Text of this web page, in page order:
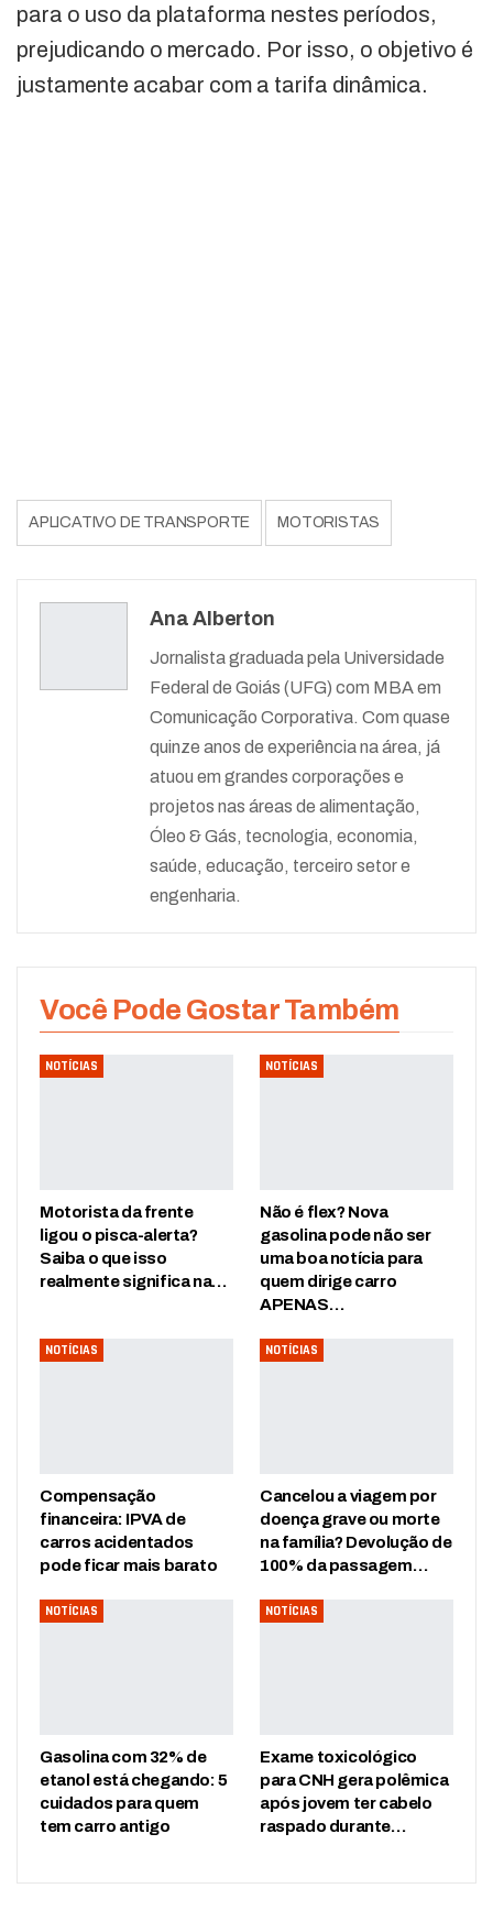
para o uso da plataforma nestes períodos,
prejudicando o mercado. Por isso, o objetivo é
justamente acabar com a tarifa dinâmica.
APLICATIVO DE TRANSPORTE MOTORISTAS
Ana Alberton
Jornalista graduada pela Universidade
Federal de Goiás (UFG) com MBA em
Comunicação Corporativa. Com quase
quinze anos de experiência na área, já
atuou em grandes corporações e
projetos nas áreas de alimentação,
Óleo & Gás, tecnologia, economia,
saúde, educação, terceiro setor e
engenharia.
Você Pode Gostar Também
NOTÍCIAS
Motorista da frente
ligou o pisca-alerta?
Saiba o que isso
realmente significa na…
NOTÍCIAS
Não é flex? Nova
gasolina pode não ser
uma boa notícia para
quem dirige carro
APENAS…
NOTÍCIAS
Compensação
financeira: IPVA de
carros acidentados
pode ficar mais barato
NOTÍCIAS
Cancelou a viagem por
doença grave ou morte
na família? Devolução de
100% da passagem…
NOTÍCIAS
Gasolina com 32% de
etanol está chegando: 5
cuidados para quem
tem carro antigo
NOTÍCIAS
Exame toxicológico
para CNH gera polêmica
após jovem ter cabelo
raspado durante…